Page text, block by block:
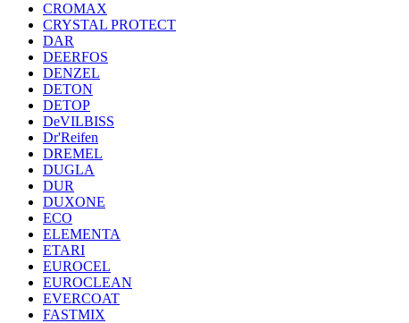
CROMAX
CRYSTAL PROTECT
DAR
DEERFOS
DENZEL
DETON
DETOP
DeVILBISS
Dr'Reifen
DREMEL
DUGLA
DUR
DUXONE
ECO
ELEMENTA
ETARI
EUROCEL
EUROCLEAN
EVERCOAT
FASTMIX